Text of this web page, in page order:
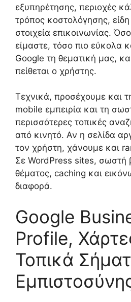
εξυπηρέτησης, περιοχές
τρόπος κοστολόγησης,
στοιχεία επικοινωνίας.
είμαστε, τόσο πιο εύκολα
Google τη θεματική μας,
πείθεται ο χρήστης.
Τεχνικά, προσέχουμε και
mobile εμπειρία και τη
περισσότερες τοπικές
από κινητό. Αν η σελίδα
τον χρήστη, χάνουμε και
Σε WordPress sites, σωστή
θέματος, caching και
διαφορά.
Google
Profile,
Τοπικά